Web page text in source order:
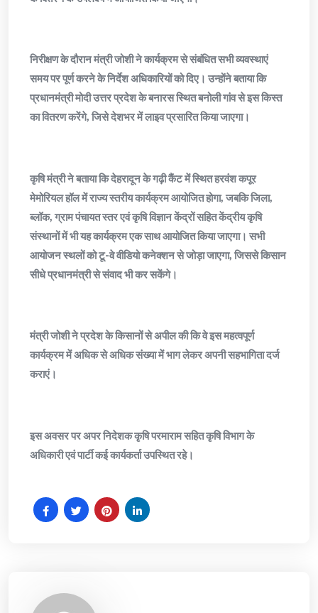
निरीक्षण के दौरान मंत्री जोशी ने कार्यक्रम से संबंधित सभी व्यवस्थाएं
समय पर पूर्ण करने के निर्देश अधिकारियों को दिए। उन्होंने बताया कि
प्रधानमंत्री मोदी उत्तर प्रदेश के बनारस स्थित बनोली गांव से इस किस्त
का वितरण करेंगे, जिसे देशभर में लाइव प्रसारित किया जाएगा।
कृषि मंत्री ने बताया कि देहरादून के गढ़ी कैंट में स्थित हरवंश कपूर
मेमोरियल हॉल में राज्य स्तरीय कार्यक्रम आयोजित होगा, जबकि जिला,
ब्लॉक, ग्राम पंचायत स्तर एवं कृषि विज्ञान केंद्रों सहित केंद्रीय कृषि
संस्थानों में भी यह कार्यक्रम एक साथ आयोजित किया जाएगा। सभी
आयोजन स्थलों को टू-वे वीडियो कनेक्शन से जोड़ा जाएगा, जिससे किसान
सीधे प्रधानमंत्री से संवाद भी कर सकेंगे।
मंत्री जोशी ने प्रदेश के किसानों से अपील की कि वे इस महत्वपूर्ण
कार्यक्रम में अधिक से अधिक संख्या में भाग लेकर अपनी सहभागिता दर्ज
कराएं।
इस अवसर पर अपर निदेशक कृषि परमाराम सहित कृषि विभाग के
अधिकारी एवं पार्टी कई कार्यकर्ता उपस्थित रहे।